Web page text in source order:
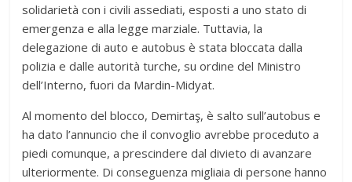
solidarietà con i civili assediati, esposti a uno stato di
emergenza e alla legge marziale. Tuttavia, la
delegazione di auto e autobus è stata bloccata dalla
polizia e dalle autorità turche, su ordine del Ministro
dell’Interno, fuori da Mardin-Midyat.
Al momento del blocco, Demirtaş, è salto sull’autobus e
ha dato l’annuncio che il convoglio avrebbe proceduto a
piedi comunque, a prescindere dal divieto di avanzare
ulteriormente. Di conseguenza migliaia di persone hanno